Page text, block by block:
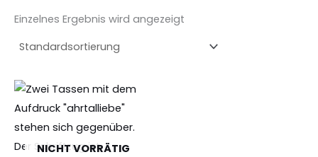
Einzelnes Ergebnis wird angezeigt
NICHT VORRÄTIG